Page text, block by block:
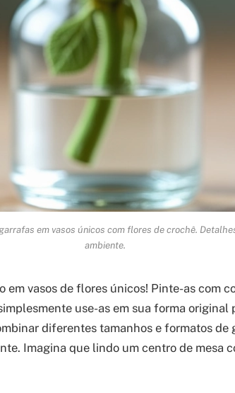
em vasos únicos com flores de crochê.
ambiente.
em vasos de flores únicos! Pinte-as com
use-as em sua forma original
diferentes tamanhos e formatos de
Imagina que lindo um centro de mesa